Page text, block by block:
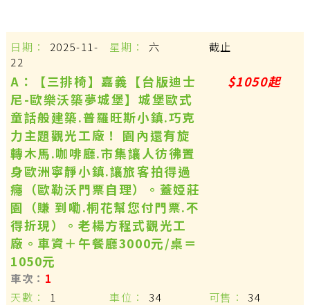
2025-11-
22
六
A：【三排椅】嘉義【台版迪士
尼-歐樂沃築夢城堡】城堡歐式
童話般建築.普羅旺斯小鎮.巧克
力主題觀光工廠！ 園內還有旋
轉木馬.咖啡廳.市集讓人彷彿置
身歐洲寧靜小鎮.讓旅客拍得過
癮（歐勒沃門票自理）。蓋婭莊
園（賺 到嘞.桐花幫您付門票.不
得折現）。老楊方程式觀光工
廠。車資＋午餐廳3000元/桌＝
1050元
1
1
$1050起
34 34
截止